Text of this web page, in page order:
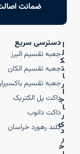
ضمانت
ا
ل
ک
ت
ا
ر
ا
ج
ا
ر
ی
د
ر
خ
دسترسی سریع
جعبه تقسیم البرز
جعبه تقسیم الکان
جعبه تقسیم
داکت پل الکتریک
داکت دانوب
گلند رهورد خراسان